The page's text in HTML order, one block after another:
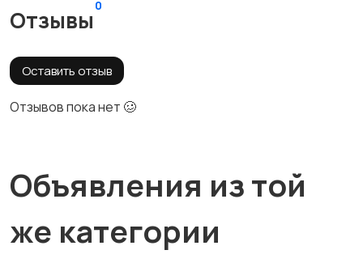
Отзывы
0
Оставить отзыв
Отзывов пока нет 🥴
Объявления из той
же категории